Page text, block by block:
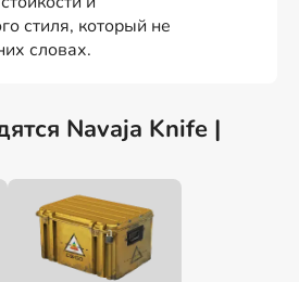
стиля, который не
словах.
Navaja Knife |